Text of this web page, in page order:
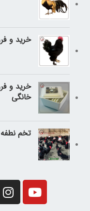
خرید و
خانگی
تخم نطفه